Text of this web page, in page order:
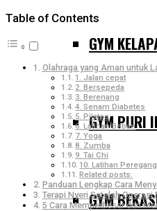
GYM
GYM PURI
GYM
Table of Contents
Olahraga yang Aman untuk
1. Jalan cepat
2. Bersepeda
3. Berenang
4. Senam Diabetes
5. Pilates
6. Latihan Beban
7. Yoga
8. Zumba
9. Tai Chi
10. Latihan
Related posts:
Panduan Lengkap Cara
Terapi Nyeri Setelah
5 Cara Memperbesar dan